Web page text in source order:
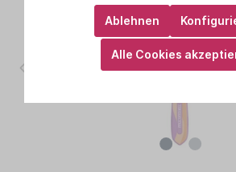
Ablehnen
Alle Cookies